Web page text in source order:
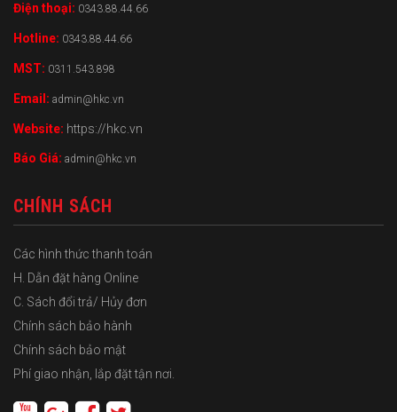
Điện thoại: 0343.88.44.66
Hotline: 0343.88.44.66
MST: 0311.543.898
Email: admin@hkc.vn
Website: https://hkc.vn
Báo Giá: admin@hkc.vn
CHÍNH SÁCH
Các hình thức thanh toán
H. Dẫn đặt hàng Online
C. Sách đổi trả/ Hủy đơn
Chính sách bảo hành
Chính sách bảo mật
Phí giao nhận, lắp đặt tận nơi.